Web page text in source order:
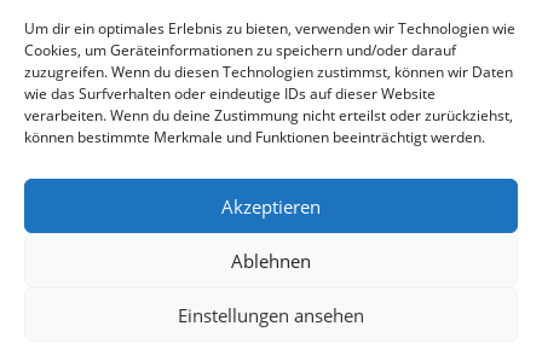
Um dir ein optimales Erlebnis zu bieten, verwenden wir Technologien wie
Cookies, um Geräteinformationen zu speichern und/oder darauf
zuzugreifen. Wenn du diesen Technologien zustimmst, können wir Daten
wie das Surfverhalten oder eindeutige IDs auf dieser Website
verarbeiten. Wenn du deine Zustimmung nicht erteilst oder zurückziehst,
können bestimmte Merkmale und Funktionen beeinträchtigt werden.
Akzeptieren
Ablehnen
Einstellungen ansehen
unserer Hochtour im September 2015 habe ich
bereits berichtet. Von der Tour drumherum soll nun
dieser Beitrag handeln. Wir planten also wieder
unsere jährliche Bergtour und da unsere...
Datenschutzerklärung
Impressum
Cookie-Richtlinie (EU)